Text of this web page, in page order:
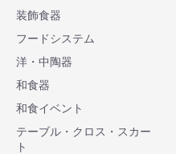
装飾食器
フードシステム
洋・中陶器
和食器
和食イベント
テーブル・クロス・スカー
ト